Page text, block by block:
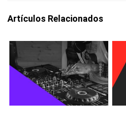
Artículos Relacionados